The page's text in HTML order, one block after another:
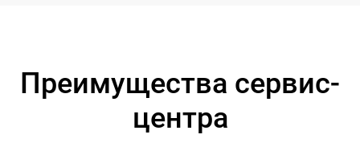
Преимущества сервис-
центра